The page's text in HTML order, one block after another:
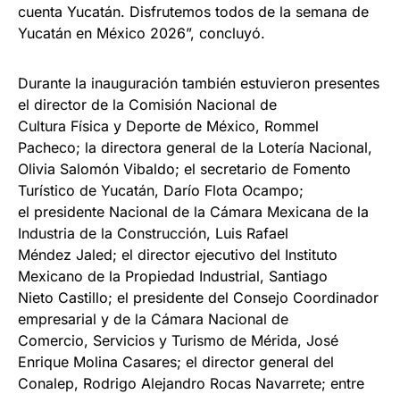
cuenta Yucatán. Disfrutemos todos de la semana de
Yucatán en México 2026”, concluyó.
Durante la inauguración también estuvieron presentes
el director de la Comisión Nacional de
Cultura Física y Deporte de México, Rommel
Pacheco; la directora general de la Lotería Nacional,
Olivia Salomón Vibaldo; el secretario de Fomento
Turístico de Yucatán, Darío Flota Ocampo;
el presidente Nacional de la Cámara Mexicana de la
Industria de la Construcción, Luis Rafael
Méndez Jaled; el director ejecutivo del Instituto
Mexicano de la Propiedad Industrial, Santiago
Nieto Castillo; el presidente del Consejo Coordinador
empresarial y de la Cámara Nacional de
Comercio, Servicios y Turismo de Mérida, José
Enrique Molina Casares; el director general del
Conalep, Rodrigo Alejandro Rocas Navarrete; entre